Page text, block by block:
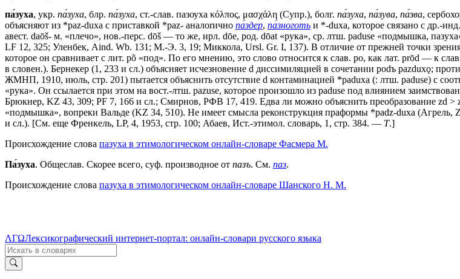
па́зуха, укр. па́зуха, блр. па́зуха, ст.-слав. пазоуха κόλπος, μασχάλη (Супр.), болг. па́зуха, па́зува, па́зва,
объясняют из *раz-duха с приставкой *раz- аналоrично па́здер, па́зноготь и *-duха, которое связано с др.-
авест. dаōš- м. «плечо», нов.-перс. dōš — то же, ирл. dōе, род. dōаt «рука», ср. лтш. paduse «подмышка,
LF 12, 325; Уленбек, Aind. Wb. 131; М.-Э. 3, 19; Миккола, Ursl. Gr. I, 137). В отличие от прежней точки
которое он сравнивает с лит. рõ «под». По его мнению, это слово относится к слав. ро, как лат. рrōd — к
в словен.). Бернекер (1, 233 и сл.) объясняет исчезновение d диссимиляцией в сочетании роdъ pazduхǫ;
ЖМНП, 1910, июль, стр. 201) пытается объяснить отсутствие d контаминацией *раduха (: лтш. раdusе) с
«рука». Он ссылается при этом на вост.-лтш. раzusе, которое произошло из paduse под влиянием
Брюкнер, KZ 43, 309; РF 7, 166 и сл.; Смирнов, РФВ 17, 419. Едва ли можно объяснить преобразование zd
«подмышка», вопреки Вальде (KZ 34, 510). Не имеет смысла реконструкция праформы *padz-duхa
и сл.). [См. еще Френкель, LР, 4, 1953, стр. 100; Абаев, Ист.-этимол. словарь, 1, стр. 384. — Т.]
Происхождение слова пазуха в этимологическом онлайн-словаре Фасмера М.
Па́зуха. Общеслав. Скорее всего, суф. производное от пазъ. См. паз.
Происхождение слова пазуха в этимологическом онлайн-словаре Шанского Н. М.
ΛΓΩЛексикографический интернет-портал: онлайн-словари русского языка